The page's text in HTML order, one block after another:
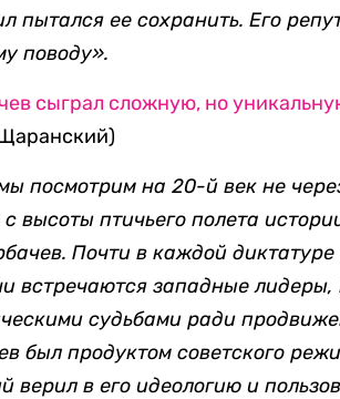
пытался ее сохранить. Его
поводу».
сыграл сложную, но
посмотрим на 20-й век не
с высоты птичьего полета
Почти в каждой
встречаются западные лидеры,
судьбами ради
был продуктом советского
верил в его идеологию и